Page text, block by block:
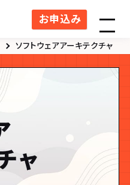
お申込み
ソフトウェアアーキテクチャ